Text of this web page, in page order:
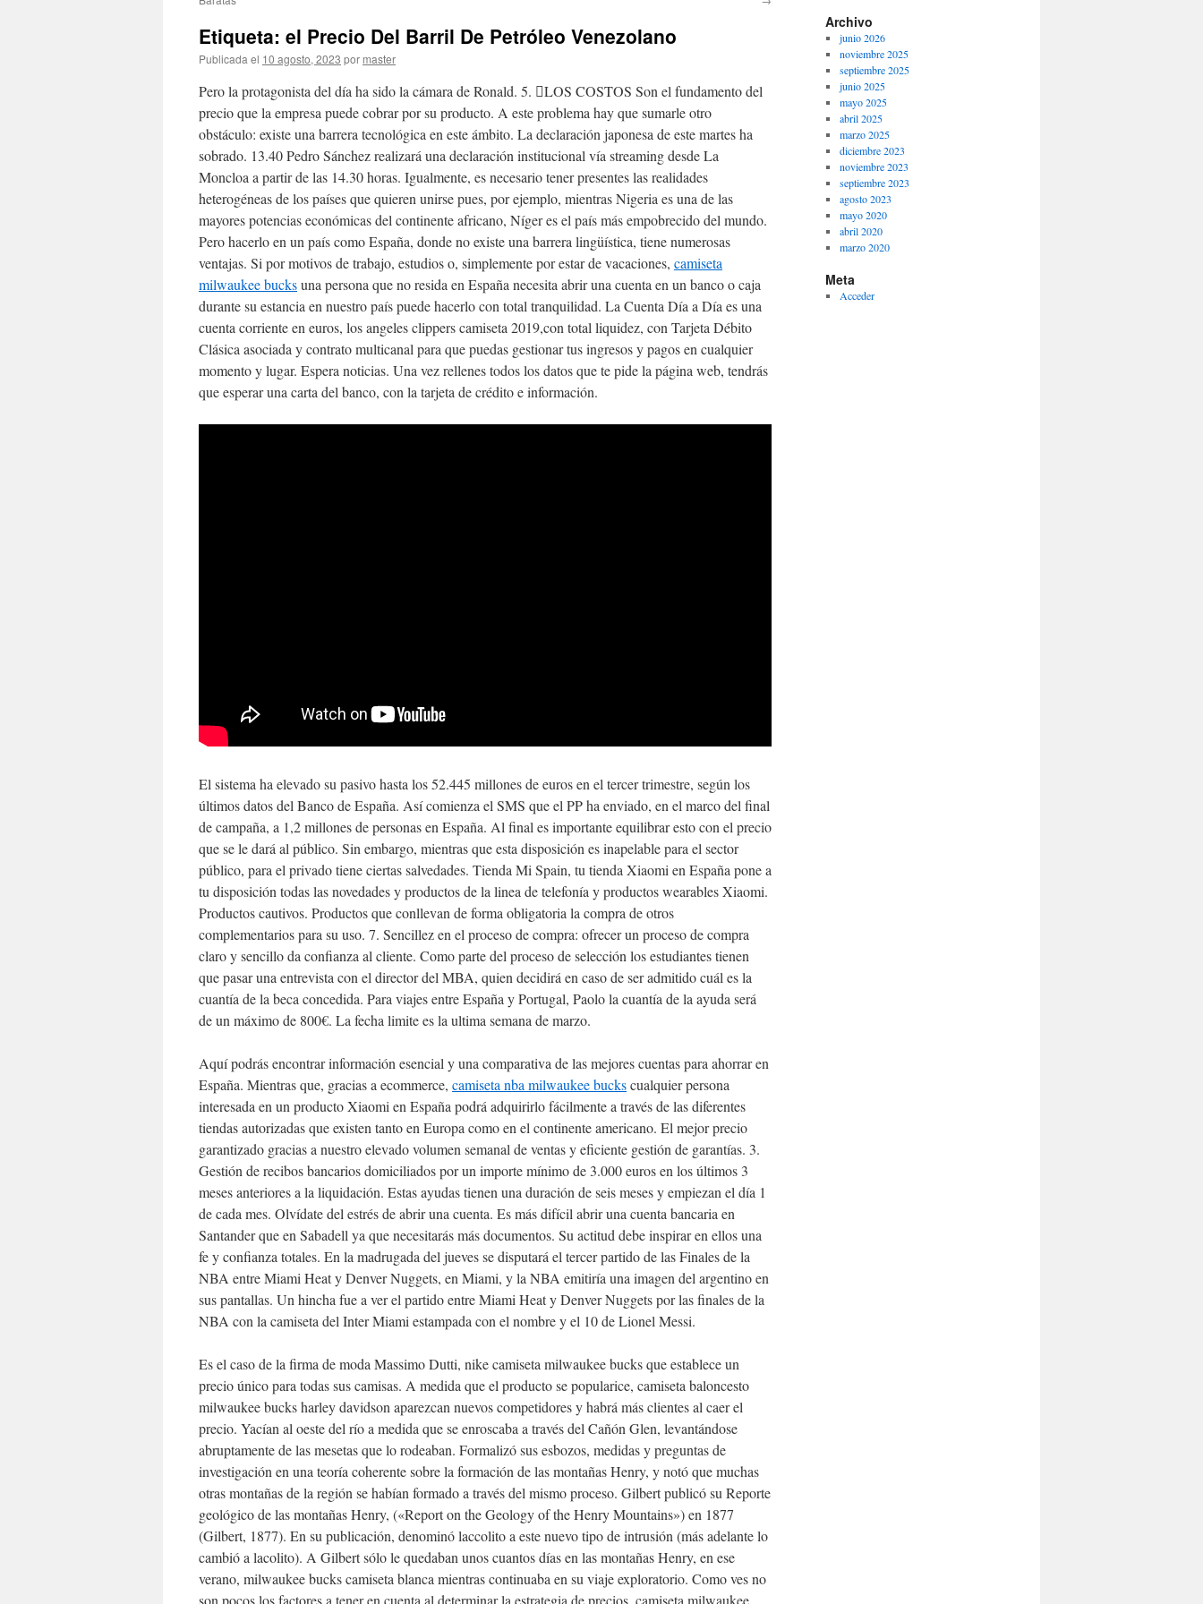
Etiqueta: el Precio Del Barril De Petróleo Venezolano
Publicada el 10 agosto, 2023 por master
Pero la protagonista del día ha sido la cámara de Ronald. 5. LOS COSTOS Son el fundamento del
precio que la empresa puede cobrar por su producto. A este problema hay que sumarle otro
obstáculo: existe una barrera tecnológica en este ámbito. La declaración japonesa de este martes ha
sobrado. 13.40 Pedro Sánchez realizará una declaración institucional vía streaming desde La
Moncloa a partir de las 14.30 horas. Igualmente, es necesario tener presentes las realidades
heterogéneas de los países que quieren unirse pues, por ejemplo, mientras Nigeria es una de las
mayores potencias económicas del continente africano, Níger es el país más empobrecido del mundo.
Pero hacerlo en un país como España, donde no existe una barrera lingüística, tiene numerosas
ventajas. Si por motivos de trabajo, estudios o, simplemente por estar de vacaciones, camiseta
milwaukee bucksuna persona que no resida en España necesita abrir una cuenta en un banco o caja
durante su estancia en nuestro país puede hacerlo con total tranquilidad. La Cuenta Día a Día es una
cuenta corriente en euros, los angeles clippers camiseta 2019,con total liquidez, con Tarjeta Débito
Clásica asociada y contrato multicanal para que puedas gestionar tus ingresos y pagos en cualquier
momento y lugar. Espera noticias. Una vez rellenes todos los datos que te pide la página web, tendrás
que esperar una carta del banco, con la tarjeta de crédito e información.
El sistema ha elevado su pasivo hasta los 52.445 millones de euros en el tercer trimestre, según los
últimos datos del Banco de España. Así comienza el SMS que el PP ha enviado, en el marco del final
de campaña, a 1,2 millones de personas en España. Al final es importante equilibrar esto con el precio
que se le dará al público. Sin embargo, mientras que esta disposición es inapelable para el sector
público, para el privado tiene ciertas salvedades. Tienda Mi Spain, tu tienda Xiaomi en España pone a
tu disposición todas las novedades y productos de la linea de telefonía y productos wearables Xiaomi.
Productos cautivos. Productos que conllevan de forma obligatoria la compra de otros
complementarios para su uso. 7. Sencillez en el proceso de compra: ofrecer un proceso de compra
claro y sencillo da confianza al cliente. Como parte del proceso de selección los estudiantes tienen
que pasar una entrevista con el director del MBA, quien decidirá en caso de ser admitido cuál es la
cuantía de la beca concedida. Para viajes entre España y Portugal, Paolo la cuantía de la ayuda será
de un máximo de 800€. La fecha limite es la ultima semana de marzo.
Aquí podrás encontrar información esencial y una comparativa de las mejores cuentas para ahorrar en
España. Mientras que, gracias a ecommerce, camiseta nba milwaukee buckscualquier persona
interesada en un producto Xiaomi en España podrá adquirirlo fácilmente a través de las diferentes
tiendas autorizadas que existen tanto en Europa como en el continente americano. El mejor precio
garantizado gracias a nuestro elevado volumen semanal de ventas y eficiente gestión de garantías. 3.
Gestión de recibos bancarios domiciliados por un importe mínimo de 3.000 euros en los últimos 3
meses anteriores a la liquidación. Estas ayudas tienen una duración de seis meses y empiezan el día 1
de cada mes. Olvídate del estrés de abrir una cuenta. Es más difícil abrir una cuenta bancaria en
Santander que en Sabadell ya que necesitarás más documentos. Su actitud debe inspirar en ellos una
fe y confianza totales. En la madrugada del jueves se disputará el tercer partido de las Finales de la
NBA entre Miami Heat y Denver Nuggets, en Miami, y la NBA emitiría una imagen del argentino en
sus pantallas. Un hincha fue a ver el partido entre Miami Heat y Denver Nuggets por las finales de la
NBA con la camiseta del Inter Miami estampada con el nombre y el 10 de Lionel Messi.
Es el caso de la firma de moda Massimo Dutti, nike camiseta milwaukee bucks que establece un
precio único para todas sus camisas. A medida que el producto se popularice, camiseta baloncesto
milwaukee bucks harley davidson aparezcan nuevos competidores y habrá más clientes al caer el
precio. Yacían al oeste del río a medida que se enroscaba a través del Cañón Glen, levantándose
abruptamente de las mesetas que lo rodeaban. Formalizó sus esbozos, medidas y preguntas de
investigación en una teoría coherente sobre la formación de las montañas Henry, y notó que muchas
otras montañas de la región se habían formado a través del mismo proceso. Gilbert publicó su Reporte
geológico de las montañas Henry, («Report on the Geology of the Henry Mountains») en 1877
(Gilbert, 1877). En su publicación, denominó laccolito a este nuevo tipo de intrusión (más adelante lo
cambió a lacolito). A Gilbert sólo le quedaban unos cuantos días en las montañas Henry, en ese
verano, milwaukee bucks camiseta blanca mientras continuaba en su viaje exploratorio. Como ves no
son pocos los factores a tener en cuenta al determinar la estrategia de precios, camiseta milwaukee
Archivo
junio 2026
noviembre 2025
septiembre 2025
junio 2025
mayo 2025
abril 2025
marzo 2025
diciembre 2023
noviembre 2023
septiembre 2023
agosto 2023
mayo 2020
abril 2020
marzo 2020
Meta
Acceder